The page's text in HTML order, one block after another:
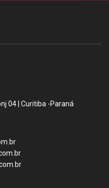
04 | Curitiba -Paraná